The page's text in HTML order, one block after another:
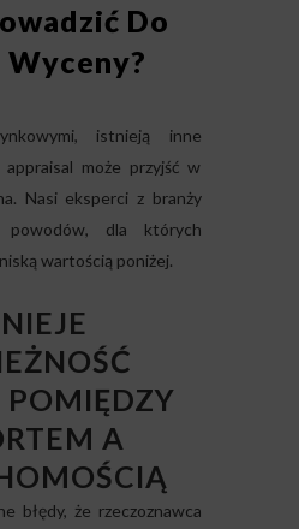
Do
istnieją inne
może przyjść w
Nasi eksperci z branży
powodów, dla których
wartością poniżej.
POMIĘDZY
A
błędy, że rzeczoznawca